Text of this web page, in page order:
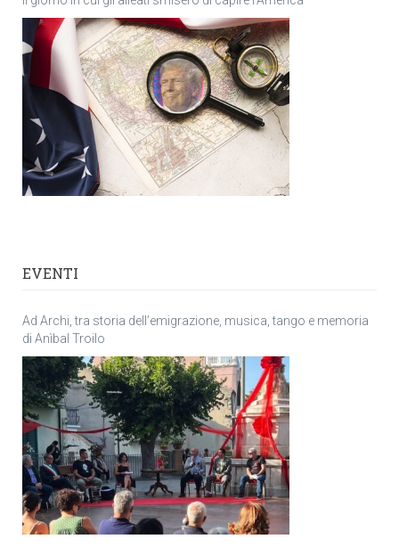
EVENTI
Ad Archi, tra storia dell’emigrazione, musica, tango e memoria
di Anìbal Troilo